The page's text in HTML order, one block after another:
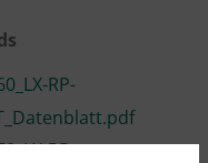
RP-
RP-